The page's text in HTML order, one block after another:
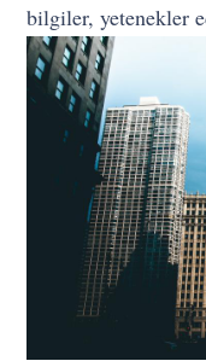
bilgiler, yetenekler